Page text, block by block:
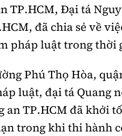
Câu chuyện giao
Lăng kính xây dựng
TP.HCM, Đại tá
đã chia sẻ về
pháp luật trong thời
Phú Thọ Hòa,
luật, đại tá Quang
an TP.HCM đã khởi
trong khi thi hành